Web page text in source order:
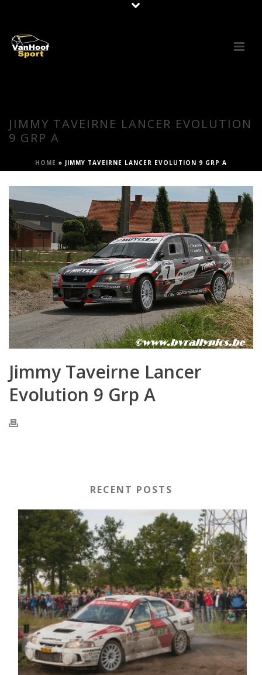
JIMMY TAVEIRNE LANCER EVOLUTION
9 GRP A
HOME » JIMMY TAVEIRNE LANCER EVOLUTION 9 GRP A
Jimmy Taveirne Lancer
Evolution 9 Grp A
RECENT POSTS